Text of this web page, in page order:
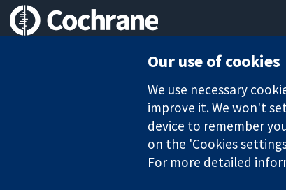
The Cochrane Collaboration is a charity (no. 1045921) and
Our use of cookies
We use necessary
improve it. We won't
device to remember
on the 'Cookies
For more detailed